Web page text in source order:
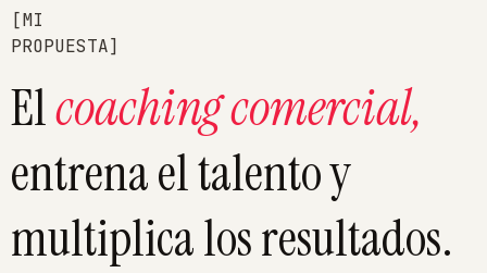
[MI
PROPUESTA]
Elcoaching comercial,
entrena el talento y
multiplica los resultados.